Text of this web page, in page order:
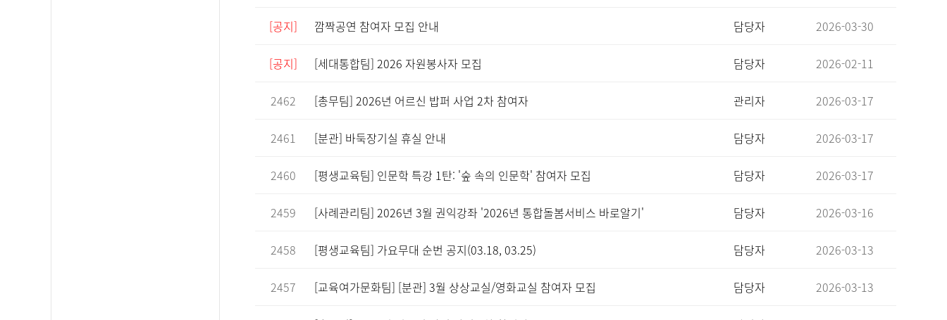
[공지] 깜짝공연 참여자 모집 안내 담당자 2026-03-30
[공지] [세대통합팀] 2026 자원봉사자 모집 담당자 2026-02-11
2462 [총무팀] 2026년 어르신 밥퍼 사업 2차 참여자 관리자 2026-03-17
2461 [분관] 바둑장기실 휴실 안내 담당자 2026-03-17
2460 [평생교육팀] 인문학 특강 1탄: '숲 속의 인문학' 참여자 모집 담당자 2026-03-17
2459 [사례관리팀] 2026년 3월 권익강좌 '2026년 통합돌봄서비스 바로알기' 담당자 2026-03-16
2458 [평생교육팀] 가요무대 순번 공지(03.18, 03.25) 담당자 2026-03-13
2457 [교육여가문화팀] [분관] 3월 상상교실/영화교실 참여자 모집 담당자 2026-03-13